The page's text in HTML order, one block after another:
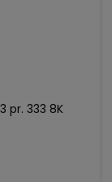
pr. 333 8K